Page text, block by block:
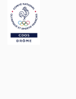
Passer au